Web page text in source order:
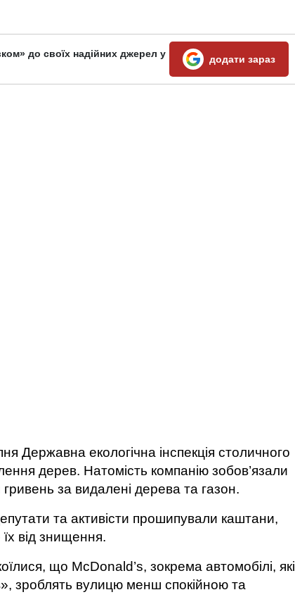
до своїх надійних джерел у
додати зараз
Державна екологічна інспекція столичного
дерев. Натомість компанію зобов’язали
за видалені дерева та газон.
та активісти прошипували каштани,
від знищення.
що McDonald’s, зокрема автомобілі, які
зроблять вулицю менш спокійною та